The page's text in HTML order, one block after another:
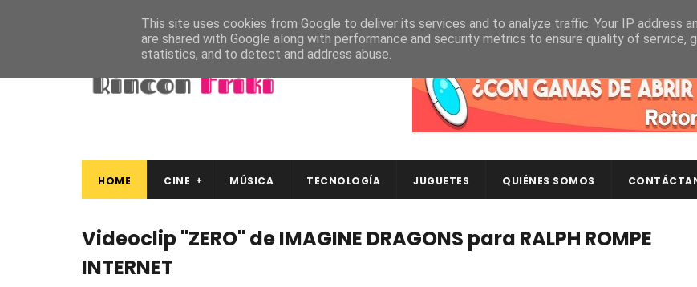
HOME CINE MÚSICA TECNOLOGÍA JUGUETES QUIÉNES SOMOS
Videoclip "ZERO" de IMAGINE DRAGONS para RALPH ROMPE
INTERNET
This site uses cookies from Google to deliver its services and to analyze traffic. Your IP address
are shared with Google along with performance and security metrics to ensure quality of service,
statistics, and to detect and address abuse.